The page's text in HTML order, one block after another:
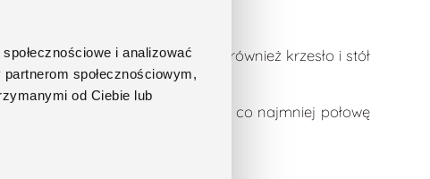
i analizować
społecznościowym,
od Ciebie lub
przy komputerze obejmuje również krzesło i stół
czy podnóżek.
danym stanowisku pracy przez co najmniej połowę